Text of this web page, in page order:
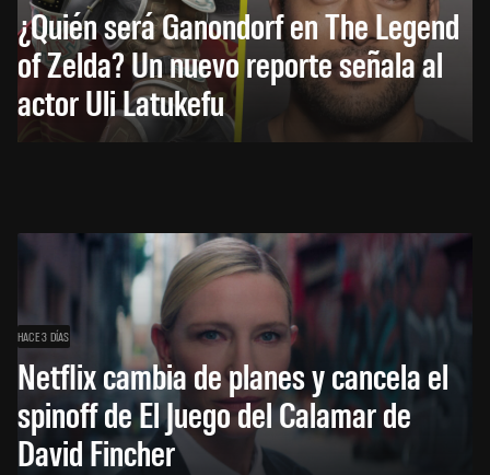
¿Quién será Ganondorf en The Legend
of Zelda? Un nuevo reporte señala al
actor Uli Latukefu
HACE 3 DÍAS
Netflix cambia de planes y cancela el
spinoff de El Juego del Calamar de
David Fincher